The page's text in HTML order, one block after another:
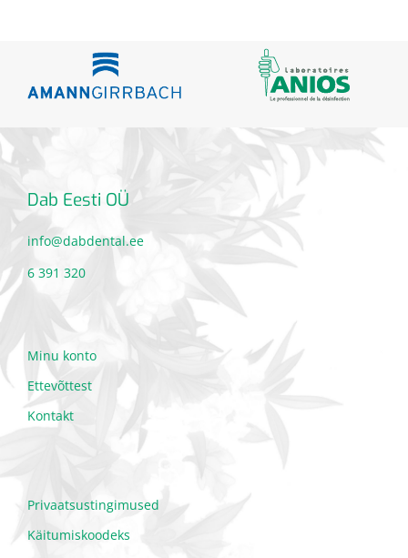
Dab Eesti OÜ
info@dabdental.ee
6 391 320
Minu konto
Ettevõttest
Kontakt
Privaatsustingimused
Käitumiskoodeks